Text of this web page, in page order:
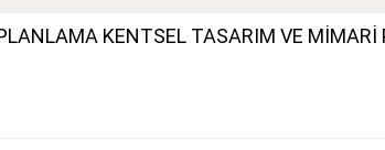
KENTSEL TASARIM VE MİMARİ